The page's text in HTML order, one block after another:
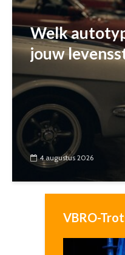
Welk
jouw
4 augustus 2026
VBRO-